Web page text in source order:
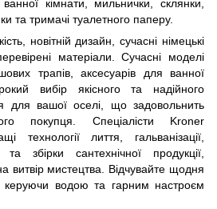
кімнати, мильнички, склянки,
та тримачі туалетного паперу.
новітній дизайн, сучасні німецькі
матеріали. Сучасні моделі
трапів, аксесуарів для ванної
вибір якісного та надійного
для вашої оселі, що задовольнить
покупця. Спеціалісти Kroner
технології лиття, гальванізації,
збірки сантехнічної продукції,
витвір мистецтва. Відчувайте щодня
керуючи водою та гарним настроєм